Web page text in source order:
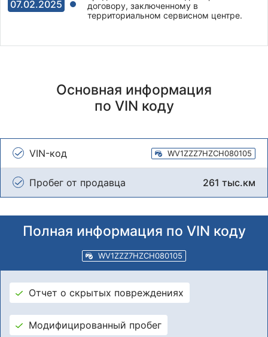
07.02.2025
договору, заключенному в
территориальном сервисном центре.
Основная информация
по VIN коду
VIN-код WV1ZZZ7HZCH080105
Пробег от продавца 261 тыс.км
Полная информация по VIN коду
WV1ZZZ7HZCH080105
Отчет о скрытых повреждениях
Модифицированный пробег